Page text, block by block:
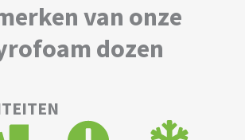
van onze
dozen